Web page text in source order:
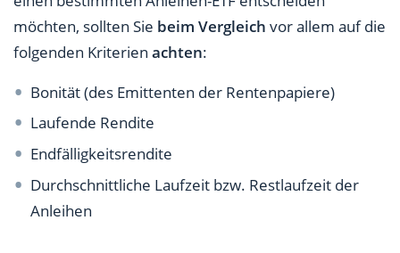
möchten, sollten Sie beim Vergleich vor allem auf die
folgenden Kriterien achten:
Bonität (des Emittenten der Rentenpapiere)
Laufende Rendite
Endfälligkeitsrendite
Durchschnittliche Laufzeit bzw. Restlaufzeit der
Anleihen